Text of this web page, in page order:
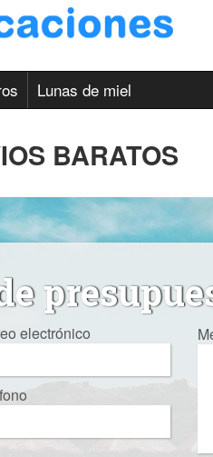
Lunas de miel
BARATOS
electrónico